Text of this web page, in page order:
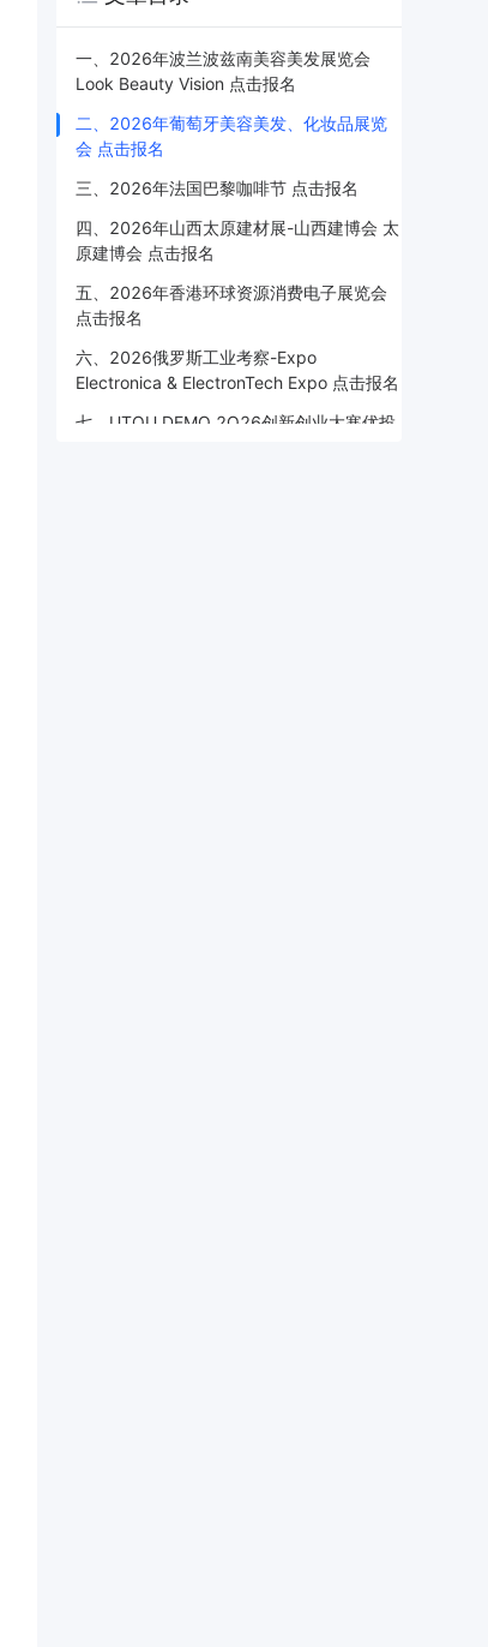
一、2026年波兰波兹南美容美发展览会
Look Beauty Vision 点击报名
二、2026年葡萄牙美容美发、化妆品展览
会 点击报名
三、2026年法国巴黎咖啡节 点击报名
四、2026年山西太原建材展-山西建博会 太
原建博会 点击报名
五、2026年香港环球资源消费电子展览会
点击报名
六、2026俄罗斯工业考察-Expo
Electronica & ElectronTech Expo 点击报名
七、UTOU DEMO 2O26创新创业大寒优投